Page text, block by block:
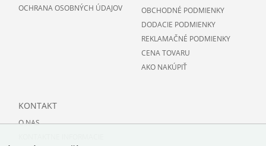
OCHRANA OSOBNÝCH ÚDAJOV
OBCHODNÉ PODMIENKY
DODACIE PODMIENKY
REKLAMAČNÉ PODMIENKY
CENA TOVARU
AKO NAKÚPIŤ
KONTAKT
O NAS